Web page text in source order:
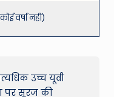
वर्षा नहीं)
उच्च यूवी
पर सूरज की